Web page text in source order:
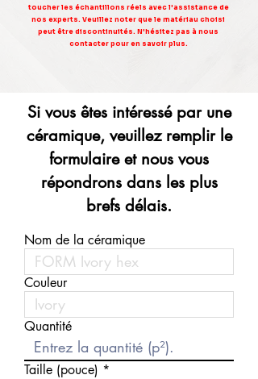
toucher les échantillons réels avec l'assistance de
nos experts. Veuillez noter que le matériau choisi
peut être discontinuités. N'hésitez pas à nous
contacter pour en savoir plus.
Si vous êtes intéressé par une
céramique, veuillez remplir le
formulaire et nous vous
répondrons dans les plus
brefs délais.
Nom de la céramique
Couleur
Quantité
Taille (pouce)